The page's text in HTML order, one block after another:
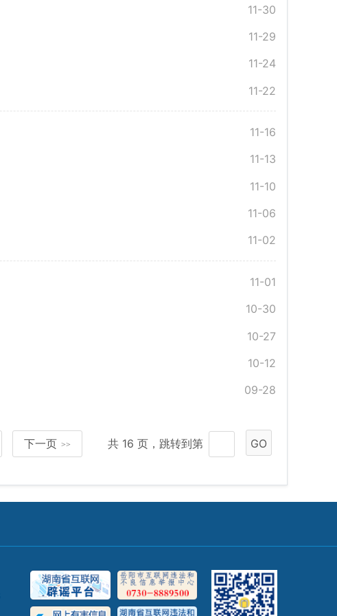
11-30
11-29
11-24
11-22
11-16
11-13
11-10
11-06
11-02
11-01
10-30
10-27
10-12
09-28
下一页 >> 共 16 页，跳转到第 GO